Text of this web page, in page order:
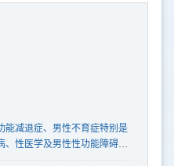
能减退症、男性不育症特别是
、性医学及男性性功能障碍、
与介入治疗等